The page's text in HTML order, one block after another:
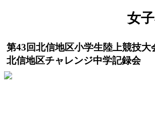
女
第43回北信地区小学生陸上競技大
北信地区チャレンジ中学記録会